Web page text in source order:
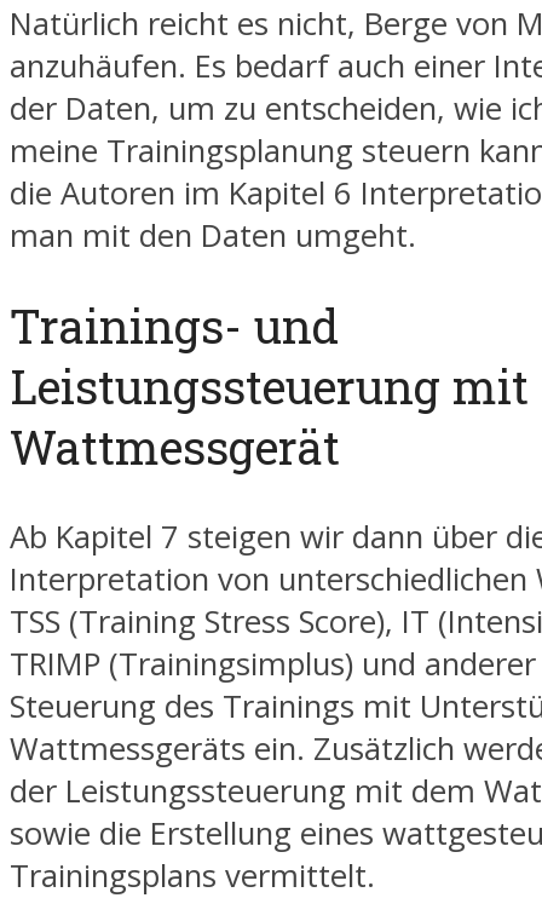
Natürlich reicht es nicht, Berge von
anzuhäufen. Es bedarf auch einer
der Daten, um zu entscheiden, wie
meine Trainingsplanung steuern
die Autoren im Kapitel 6
man mit den Daten umgeht.
Trainings- und
Leistungssteuerung mit
Wattmessgerät
Ab Kapitel 7 steigen wir dann über
Interpretation von unterschiedlichen
TSS (Training Stress Score), IT
TRIMP (Trainingsimplus) und
Steuerung des Trainings mit
Wattmessgeräts ein. Zusätzlich
der Leistungssteuerung mit dem
sowie die Erstellung eines
Trainingsplans vermittelt.